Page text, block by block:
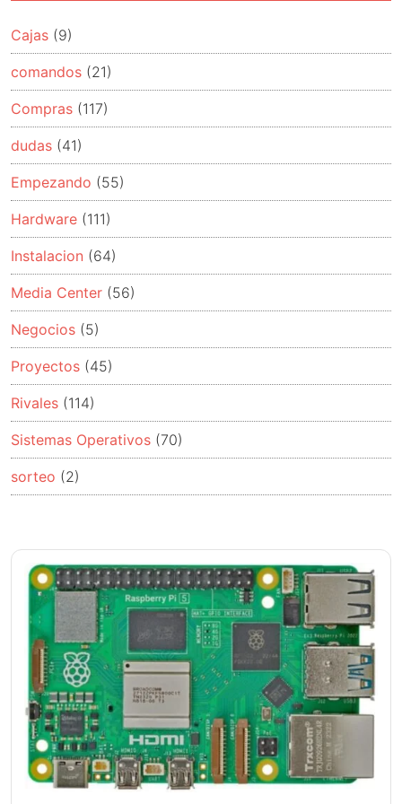
Cajas (9)
comandos (21)
Compras (117)
dudas (41)
Empezando (55)
Hardware (111)
Instalacion (64)
Media Center (56)
Negocios (5)
Proyectos (45)
Rivales (114)
Sistemas Operativos (70)
sorteo (2)